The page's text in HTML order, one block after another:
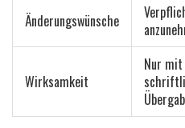
Änderungswünsche
Wirksamkeit
Nur mit